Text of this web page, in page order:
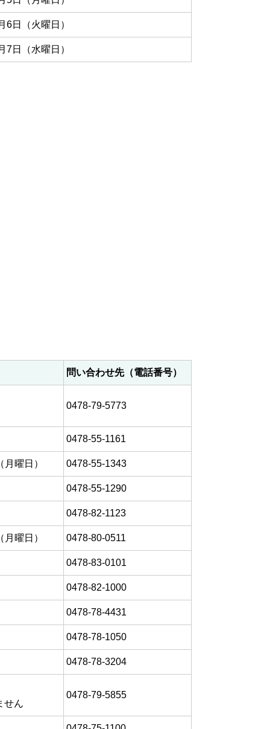
6日（火曜日）
7日（水曜日）
問い合わせ先（電話番号）
0478-79-5773
0478-55-1161
曜日） 0478-55-1343
0478-55-1290
0478-82-1123
曜日） 0478-80-0511
0478-83-0101
0478-82-1000
0478-78-4431
0478-78-1050
0478-78-3204
せん
0478-79-5855